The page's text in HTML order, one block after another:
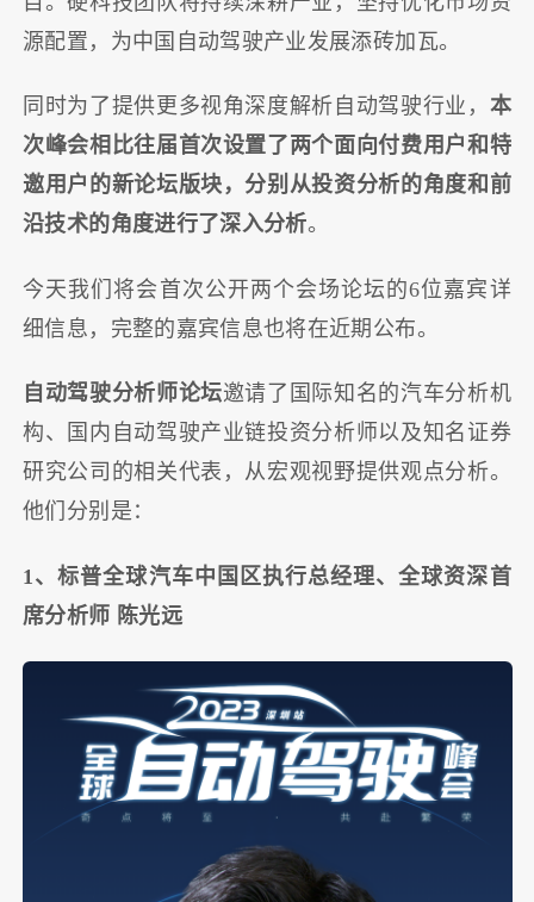
源配置，为中国自动驾驶产业发展添砖加瓦。
同时为了提供更多视角深度解析自动驾驶行业， 本
次峰会相比往届首次设置了两个面向付费用户和特
邀用户的新论坛版块，分别从投资分析的角度和前
沿技术的角度进行了深入分析。
今天我们将会首次公开两个会场论坛的6位嘉宾详
细信息，完整的嘉宾信息也将在近期公布。
自动驾驶分析师论坛邀请了国际知名的汽车分析机
构、国内自动驾驶产业链投资分析师以及知名证券
研究公司的相关代表，从宏观视野提供观点分析。
他们分别是：
1、标普全球汽车中国区执行总经理、全球资深首
席分析师 陈光远